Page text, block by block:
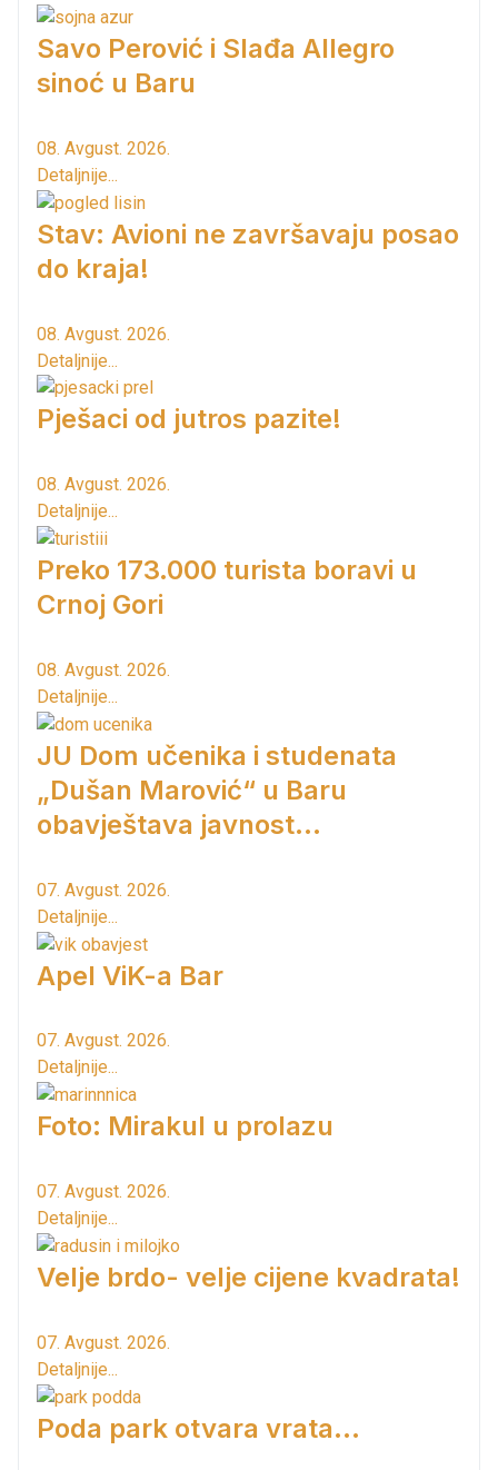
Savo Perović i Slađa Allegro
sinoć u Baru
08. Avgust. 2026.
Detaljnije...
Stav: Avioni ne završavaju posao
do kraja!
08. Avgust. 2026.
Detaljnije...
Pješaci od jutros pazite!
08. Avgust. 2026.
Detaljnije...
Preko 173.000 turista boravi u
Crnoj Gori
08. Avgust. 2026.
Detaljnije...
JU Dom učenika i studenata
„Dušan Marović“ u Baru
obavještava javnost...
07. Avgust. 2026.
Detaljnije...
Apel ViK-a Bar
07. Avgust. 2026.
Detaljnije...
Foto: Mirakul u prolazu
07. Avgust. 2026.
Detaljnije...
Velje brdo- velje cijene kvadrata!
07. Avgust. 2026.
Detaljnije...
Poda park otvara vrata...